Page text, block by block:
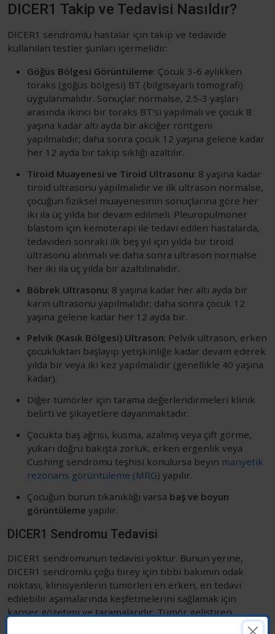
DICER1 Takip ve Tedavisi Nasıldır?
DICER1 sendromlu hastalar için takip ve tedavide
kullanılan testler şunları içermelidir:
Göğüs Bölgesi Görüntüleme: Çocuk 3-6 aylıkken
toraks (göğüs bölgesi) BT (bilgisayarlı tomografi)
uygulanmalıdır. Sonuçlar normalse, 2.5-3 yaşları
arasında ikinci bir toraks BT'si yapılmalı ve çocuk 8
yaşına kadar altı ayda bir akciğer röntgeni
yapılmalıdır; daha sonra çocuk 12 yaşına gelene kadar
her 12 ayda bir takip sıklığı azaltılır.
Tiroid Muayenesi ve Tiroid Ultrasonu: 8 yaşına kadar
tiroid ultrasonu yapılmalıdır ve ilk ultrason normalse,
çocuğun fiziksel muayenesinin sonuçlarına göre her
iki ila üç yılda bir devam edilmeli. Pleuropulmoner
blastom için kemoterapi ile tedavi edilen hastalarda,
tedaviden sonraki ilk beş yıl için yılda bir tiroid
ultrasonu alınmalı ve daha sonra ultrason normalse
her iki ila üç yılda bir azaltılmalıdır.
Böbrek Ultrasonu: 8 yaşına kadar her altı ayda bir
karın ultrasonu yapılmalıdır; daha sonra çocuk 12
yaşına gelene kadar her 12 ayda bir.
Pelvik (Kasık Bölgesi) Ultrason: Pelvik ultrason, erken
çocukluktan başlayıp yetişkinliğe kadar devam ederek
yılda bir veya iki kez yapılmalıdır (genellikle 40 yaşına
kadar).
Diğer tümörler için tarama değerlendirmeleri klinik
belirti ve şikayetlere dayanmaktadır.
Çocukta baş ağrısı, kusma, azalmış veya çift görme,
yukarı doğru bakışta zorluk, erken ergenlik veya
Cushing sendromu teşhisi konulursa beyin manyetik
rezonans görüntüleme (MRG) yapılır.
Çocuğun burun tıkanıklığı varsa baş ve boyun
görüntüleme yapılır.
DICER1 Sendromu Tedavisi
DICER1 sendromunun tedavisi yoktur. Bunun yerine,
DICER1 sendromlu çoğu birey için tıbbi bakımın odak
noktası, klinisyenlerin tümörleri en erken, en tedavi
edilebilir aşamalarında keşfetmelerini sağlamak için
kanser gözetimi ve taramalarıdır. Tümör geliştiren